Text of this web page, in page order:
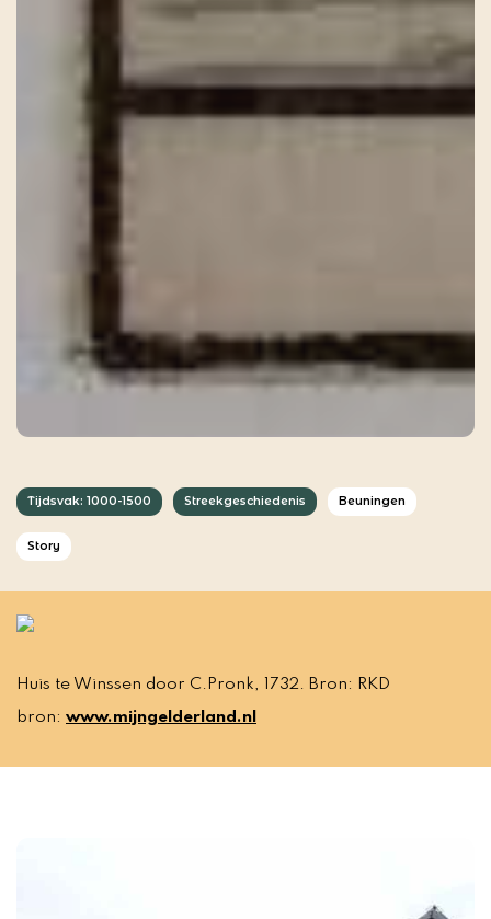
Tijdsvak: 1000-1500 Streekgeschiedenis Beuningen
Story
Huis te Winssen door C.Pronk, 1732. Bron: RKD
bron: www.mijngelderland.nl